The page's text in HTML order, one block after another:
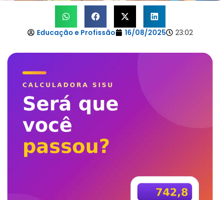
Educação e Profissão 16/08/2025 23:02